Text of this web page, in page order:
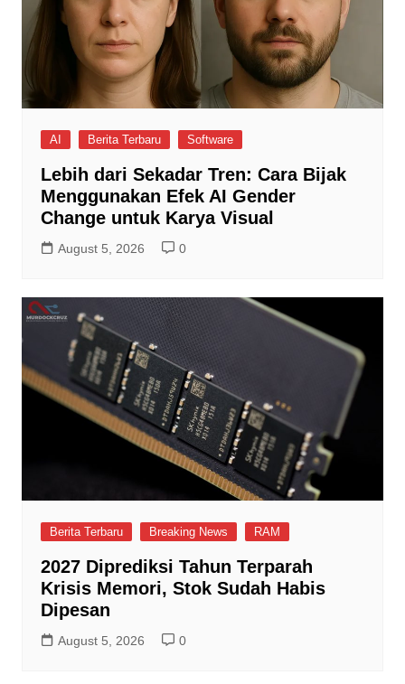
AI Berita Terbaru Software
Lebih dari Sekadar Tren: Cara Bijak
Menggunakan Efek AI Gender
Change untuk Karya Visual
August 5, 2026 0
Berita Terbaru Breaking News RAM
2027 Diprediksi Tahun Terparah
Krisis Memori, Stok Sudah Habis
Dipesan
August 5, 2026 0